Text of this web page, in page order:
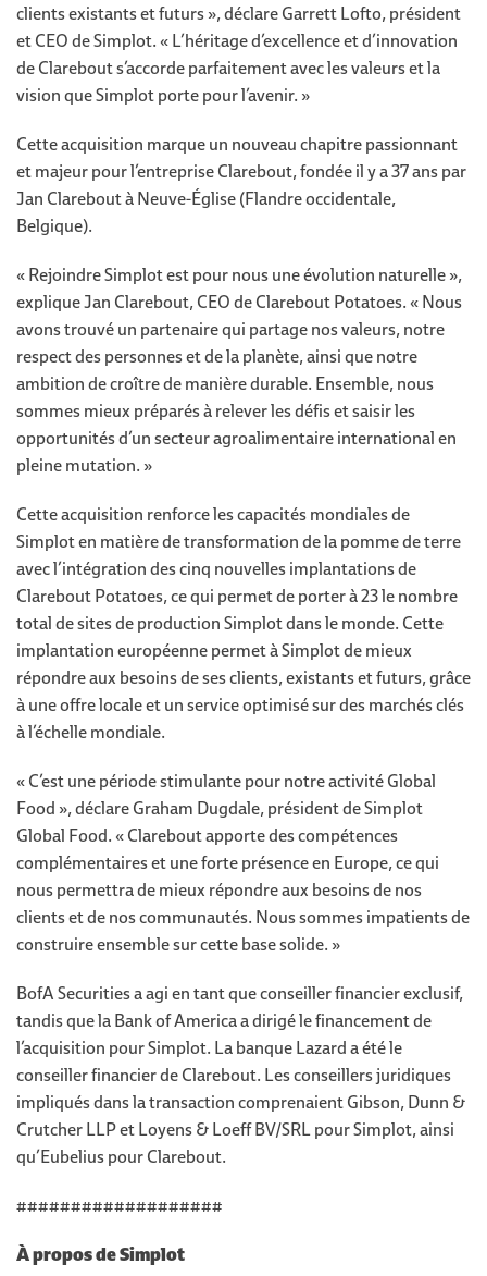
clients existants et futurs », déclare Garrett Lofto, président
et CEO de Simplot. « L’héritage d’excellence et d’innovation
de Clarebout s’accorde parfaitement avec les valeurs et la
vision que Simplot porte pour l’avenir. »
Cette acquisition marque un nouveau chapitre passionnant
et majeur pour l’entreprise Clarebout, fondée il y a 37 ans par
Jan Clarebout à Neuve-Église (Flandre occidentale,
Belgique).
« Rejoindre Simplot est pour nous une évolution naturelle »,
explique Jan Clarebout, CEO de Clarebout Potatoes. « Nous
avons trouvé un partenaire qui partage nos valeurs, notre
respect des personnes et de la planète, ainsi que notre
ambition de croître de manière durable. Ensemble, nous
sommes mieux préparés à relever les défis et saisir les
opportunités d’un secteur agroalimentaire international en
pleine mutation. »
Cette acquisition renforce les capacités mondiales de
Simplot en matière de transformation de la pomme de terre
avec l’intégration des cinq nouvelles implantations de
Clarebout Potatoes, ce qui permet de porter à 23 le nombre
total de sites de production Simplot dans le monde. Cette
implantation européenne permet à Simplot de mieux
répondre aux besoins de ses clients, existants et futurs, grâce
à une offre locale et un service optimisé sur des marchés clés
à l’échelle mondiale.
« C’est une période stimulante pour notre activité Global
Food », déclare Graham Dugdale, président de Simplot
Global Food. « Clarebout apporte des compétences
complémentaires et une forte présence en Europe, ce qui
nous permettra de mieux répondre aux besoins de nos
clients et de nos communautés. Nous sommes impatients de
construire ensemble sur cette base solide. »
BofA Securities a agi en tant que conseiller financier exclusif,
tandis que la Bank of America a dirigé le financement de
l’acquisition pour Simplot. La banque Lazard a été le
conseiller financier de Clarebout. Les conseillers juridiques
impliqués dans la transaction comprenaient Gibson, Dunn &
Crutcher LLP et Loyens & Loeff BV/SRL pour Simplot, ainsi
qu’Eubelius pour Clarebout.
###################
À propos de Simplot